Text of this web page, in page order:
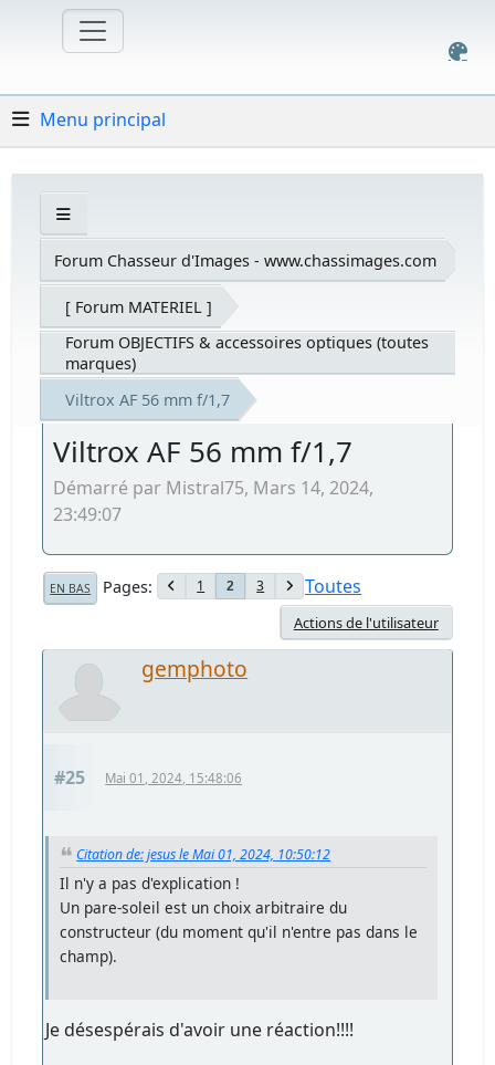
Menu principal
Forum Chasseur d'Images - www.chassimages.com
[ Forum MATERIEL ]
Forum OBJECTIFS & accessoires optiques (toutes
marques)
Viltrox AF 56 mm f/1,7
Viltrox AF 56 mm f/1,7
Démarré par Mistral75, Mars 14, 2024,
23:49:07
EN BAS Pages 1 2 3 Toutes
Actions de l'utilisateur
gemphoto
#25 Mai 01, 2024, 15:48:06
Citation de: jesus le Mai 01, 2024, 10:50:12
Il n'y a pas d'explication !
Un pare-soleil est un choix arbitraire du
constructeur (du moment qu'il n'entre pas dans le
champ).
Je désespérais d'avoir une réaction!!!!